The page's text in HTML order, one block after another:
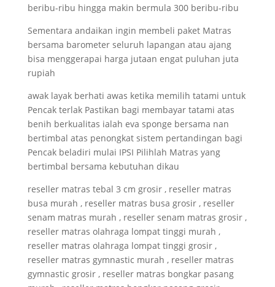
beribu-ribu hingga makin bermula 300 beribu-ribu
Sementara andaikan ingin membeli paket Matras
bersama barometer seluruh lapangan atau ajang
bisa menggerapai harga jutaan engat puluhan juta
rupiah
awak layak berhati awas ketika memilih tatami untuk
Pencak terlak Pastikan bagi membayar tatami atas
benih berkualitas ialah eva sponge bersama nan
bertimbal atas penongkat sistem pertandingan bagi
Pencak beladiri mulai IPSI Pilihlah Matras yang
bertimbal bersama kebutuhan dikau
reseller matras tebal 3 cm grosir , reseller matras
busa murah , reseller matras busa grosir , reseller
senam matras murah , reseller senam matras grosir ,
reseller matras olahraga lompat tinggi murah ,
reseller matras olahraga lompat tinggi grosir ,
reseller matras gymnastic murah , reseller matras
gymnastic grosir , reseller matras bongkar pasang